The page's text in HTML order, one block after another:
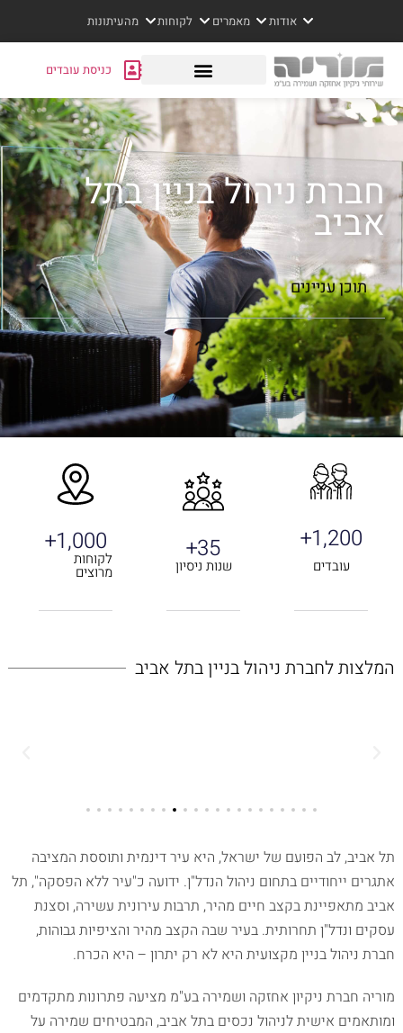
אודות מאמרים לקוחות מהעיתונות
כניסת עובדים
חברת ניהול בניין בתל
אביב
תוכן עניינים
עובדים
1,200
+
שנות ניסיון
35
+ לקוחות
מרוצים
1,000
+
המלצות לחברת ניהול בניין בתל אביב
תל אביב, לב הפועם של ישראל, היא עיר דינמית ותוססת המציבה
אתגרים ייחודיים בתחום ניהול הנדל"ן. ידועה כ"עיר ללא הפסקה", תל
אביב מתאפיינת בקצב חיים מהיר, תרבות עירונית עשירה, וסצנת
עסקים ונדל"ן תחרותית. בעיר שבה הקצב מהיר והציפיות גבוהות,
חברת ניהול בניין מקצועית היא לא רק יתרון – היא הכרח.
מוריה חברת ניקיון אחזקה ושמירה בע"מ מציעה פתרונות מתקדמים
ומותאמים אישית לניהול נכסים בתל אביב, המבטיחים שמירה על